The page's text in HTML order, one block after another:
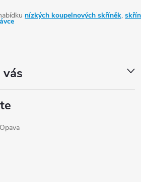
nízkých koupelnových skříněk,